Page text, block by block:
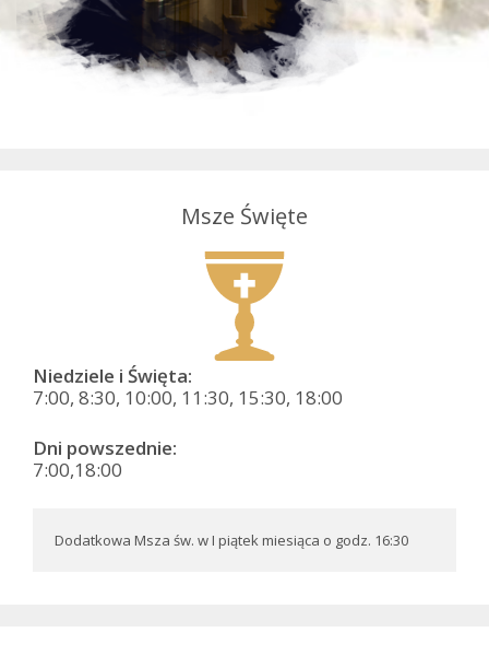
Msze Święte
Niedziele i Święta:
7:00, 8:30, 10:00, 11:30, 15:30, 18:00
Dni powszednie:
7:00,18:00
Dodatkowa Msza św. w I piątek miesiąca o godz. 16:30